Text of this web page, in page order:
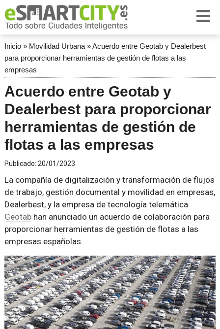
Inicio» Movilidad Urbana»Acuerdo entre Geotab y Dealerbest
para proporcionar herramientas de gestión de flotas a las
empresas
Acuerdo entre Geotab y
Dealerbest para proporcionar
herramientas de gestión de
flotas a las empresas
Publicado: 20/01/2023
La compañía de digitalización y transformación de flujos
de trabajo, gestión documental y movilidad en empresas,
Dealerbest, y la empresa de tecnología telemática
Geotabhan anunciado un acuerdo de colaboración para
proporcionar herramientas de gestión de flotas a las
empresas españolas.